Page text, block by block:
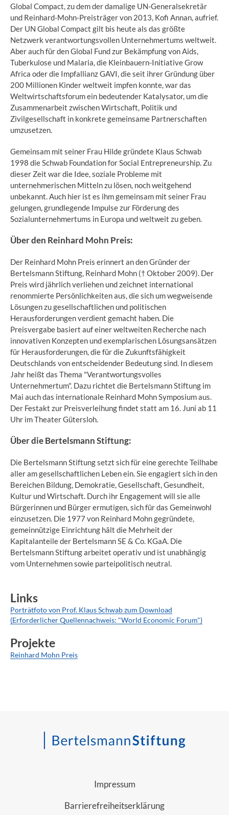
Global Compact, zu dem der damalige UN-Generalsekretär
und Reinhard-Mohn-Preisträger von 2013, Kofi Annan, aufrief.
Der UN Global Compact gilt bis heute als das größte
Netzwerk verantwortungsvollen Unternehmertums weltweit.
Aber auch für den Global Fund zur Bekämpfung von Aids,
Tuberkulose und Malaria, die Kleinbauern-Initiative Grow
Africa oder die Impfallianz GAVI, die seit ihrer Gründung über
200 Millionen Kinder weltweit impfen konnte, war das
Weltwirtschaftsforum ein bedeutender Katalysator, um die
Zusammenarbeit zwischen Wirtschaft, Politik und
Zivilgesellschaft in konkrete gemeinsame Partnerschaften
umzusetzen.
Gemeinsam mit seiner Frau Hilde gründete Klaus Schwab
1998 die Schwab Foundation for Social Entrepreneurship. Zu
dieser Zeit war die Idee, soziale Probleme mit
unternehmerischen Mitteln zu lösen, noch weitgehend
unbekannt. Auch hier ist es ihm gemeinsam mit seiner Frau
gelungen, grundlegende Impulse zur Förderung des
Sozialunternehmertums in Europa und weltweit zu geben.
Über den Reinhard Mohn Preis:
Der Reinhard Mohn Preis erinnert an den Gründer der
Bertelsmann Stiftung, Reinhard Mohn († Oktober 2009). Der
Preis wird jährlich verliehen und zeichnet international
renommierte Persönlichkeiten aus, die sich um wegweisende
Lösungen zu gesellschaftlichen und politischen
Herausforderungen verdient gemacht haben. Die
Preisvergabe basiert auf einer weltweiten Recherche nach
innovativen Konzepten und exemplarischen Lösungsansätzen
für Herausforderungen, die für die Zukunftsfähigkeit
Deutschlands von entscheidender Bedeutung sind. In diesem
Jahr heißt das Thema "Verantwortungsvolles
Unternehmertum". Dazu richtet die Bertelsmann Stiftung im
Mai auch das internationale Reinhard Mohn Symposium aus.
Der Festakt zur Preisverleihung findet statt am 16. Juni ab 11
Uhr im Theater Gütersloh.
Über die Bertelsmann Stiftung:
Die Bertelsmann Stiftung setzt sich für eine gerechte Teilhabe
aller am gesellschaftlichen Leben ein. Sie engagiert sich in den
Bereichen Bildung, Demokratie, Gesellschaft, Gesundheit,
Kultur und Wirtschaft. Durch ihr Engagement will sie alle
Bürgerinnen und Bürger ermutigen, sich für das Gemeinwohl
einzusetzen. Die 1977 von Reinhard Mohn gegründete,
gemeinnützige Einrichtung hält die Mehrheit der
Kapitalanteile der Bertelsmann SE & Co. KGaA. Die
Bertelsmann Stiftung arbeitet operativ und ist unabhängig
vom Unternehmen sowie parteipolitisch neutral.
Links
Porträtfoto von Prof. Klaus Schwab zum Download
(Erforderlicher Quellennachweis: "World Economic Forum")
Projekte
Reinhard Mohn Preis
Impressum
Barrierefreiheitserklärung